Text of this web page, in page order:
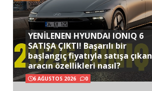
YENİLENEN HYUNDAI IONIQ 6
SATIŞA ÇIKTI! Başarılı bir
başlangıç fiyatıyla satışa çıkan
aracın özellikleri nasıl?
6 AĞUSTOS 2026 0